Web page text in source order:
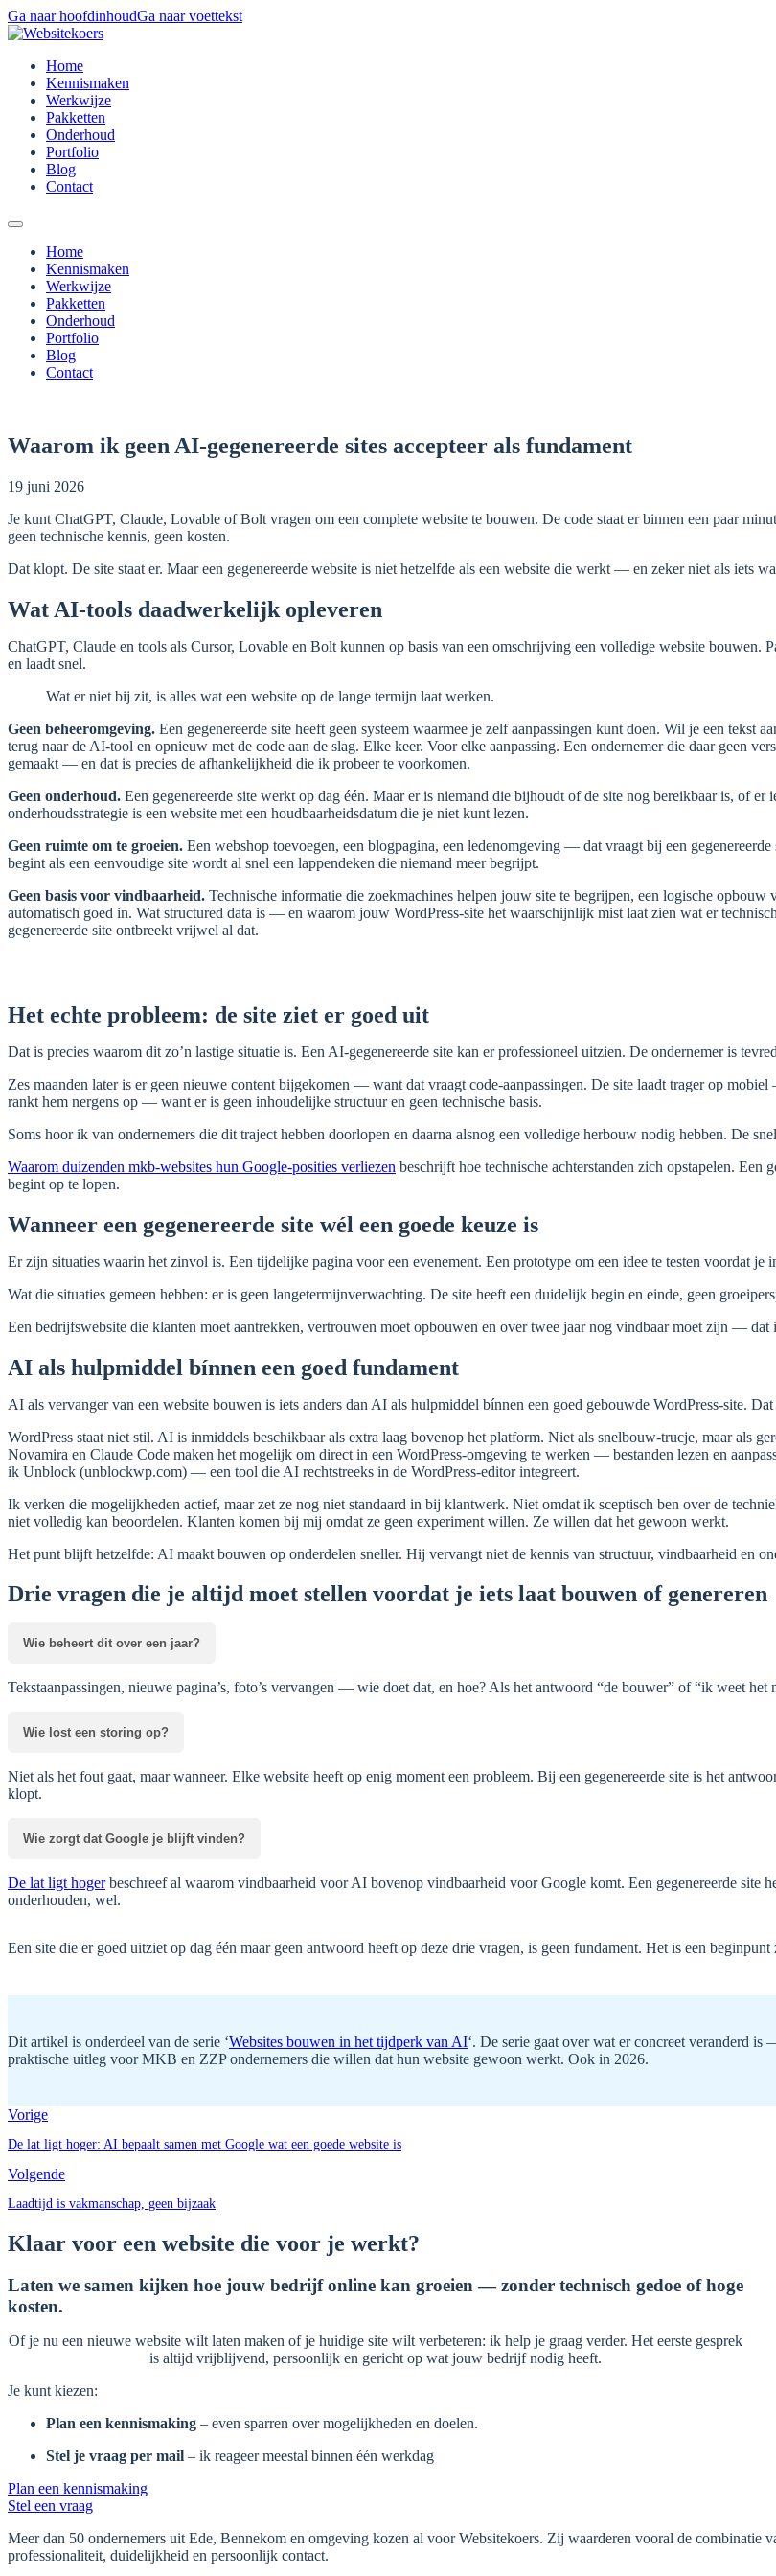
Ga naar hoofdinhoudGa naar voettekst
Home
Kennismaken
Werkwijze
Pakketten
Onderhoud
Portfolio
Blog
Contact
Home
Kennismaken
Werkwijze
Pakketten
Onderhoud
Portfolio
Blog
Contact
Waarom ik geen AI-gegenereerde sites accepteer als fundament
19 juni 2026
Je kunt ChatGPT, Claude, Lovable of Bolt vragen om een complete website te bouwen. De code staat er binnen een paar
geen technische kennis, geen kosten.
Dat klopt. De site staat er. Maar een gegenereerde website is niet hetzelfde als een website die werkt — en zeker niet als iets
Wat AI-tools daadwerkelijk opleveren
ChatGPT, Claude en tools als Cursor, Lovable en Bolt kunnen op basis van een omschrijving een volledige website bouwen.
en laadt snel.
Wat er niet bij zit, is alles wat een website op de lange termijn laat werken.
Geen beheeromgeving. Een gegenereerde site heeft geen systeem waarmee je zelf aanpassingen kunt doen. Wil je een tekst
terug naar de AI-tool en opnieuw met de code aan de slag. Elke keer. Voor elke aanpassing. Een ondernemer die daar geen
gemaakt — en dat is precies de afhankelijkheid die ik probeer te voorkomen.
Geen onderhoud. Een gegenereerde site werkt op dag één. Maar er is niemand die bijhoudt of de site nog bereikbaar is, of
onderhoudsstrategie is een website met een houdbaarheidsdatum die je niet kunt lezen.
Geen ruimte om te groeien. Een webshop toevoegen, een blogpagina, een ledenomgeving — dat vraagt bij een
begint als een eenvoudige site wordt al snel een lappendeken die niemand meer begrijpt.
Geen basis voor vindbaarheid. Technische informatie die zoekmachines helpen jouw site te begrijpen, een logische
automatisch goed in. Wat structured data is — en waarom jouw WordPress-site het waarschijnlijk mist laat zien wat er
gegenereerde site ontbreekt vrijwel al dat.
Het echte probleem: de site ziet er goed uit
Dat is precies waarom dit zo’n lastige situatie is. Een AI-gegenereerde site kan er professioneel uitzien. De ondernemer is
Zes maanden later is er geen nieuwe content bijgekomen — want dat vraagt code-aanpassingen. De site laadt trager op
rankt hem nergens op — want er is geen inhoudelijke structuur en geen technische basis.
Soms hoor ik van ondernemers die dit traject hebben doorlopen en daarna alsnog een volledige herbouw nodig hebben. De
Waarom duizenden mkb-websites hun Google-posities verliezen beschrijft hoe technische achterstanden zich opstapelen. Een
begint op te lopen.
Wanneer een gegenereerde site wél een goede keuze is
Er zijn situaties waarin het zinvol is. Een tijdelijke pagina voor een evenement. Een prototype om een idee te testen voordat
Wat die situaties gemeen hebben: er is geen langetermijnverwachting. De site heeft een duidelijk begin en einde, geen
Een bedrijfswebsite die klanten moet aantrekken, vertrouwen moet opbouwen en over twee jaar nog vindbaar moet zijn — dat
AI als hulpmiddel bínnen een goed fundament
AI als vervanger van een website bouwen is iets anders dan AI als hulpmiddel bínnen een goed gebouwde WordPress-site.
WordPress staat niet stil. AI is inmiddels beschikbaar als extra laag bovenop het platform. Niet als snelbouw-trucje, maar als
Novamira en Claude Code maken het mogelijk om direct in een WordPress-omgeving te werken — bestanden lezen en
ik Unblock (unblockwp.com) — een tool die AI rechtstreeks in de WordPress-editor integreert.
Ik verken die mogelijkheden actief, maar zet ze nog niet standaard in bij klantwerk. Niet omdat ik sceptisch ben over de
niet volledig kan beoordelen. Klanten komen bij mij omdat ze geen experiment willen. Ze willen dat het gewoon werkt.
Het punt blijft hetzelfde: AI maakt bouwen op onderdelen sneller. Hij vervangt niet de kennis van structuur, vindbaarheid en
Drie vragen die je altijd moet stellen voordat je iets laat bouwen of genereren
Wie beheert dit over een jaar?
Tekstaanpassingen, nieuwe pagina’s, foto’s vervangen — wie doet dat, en hoe? Als het antwoord “de bouwer” of “ik weet het
Wie lost een storing op?
Niet als het fout gaat, maar wanneer. Elke website heeft op enig moment een probleem. Bij een gegenereerde site is het
klopt.
Wie zorgt dat Google je blijft vinden?
De lat ligt hogerbeschreef al waarom vindbaarheid voor AI bovenop vindbaarheid voor Google komt. Een gegenereerde site
onderhouden, wel.
Een site die er goed uitziet op dag één maar geen antwoord heeft op deze drie vragen, is geen fundament. Het is een
Dit artikel is onderdeel van de serie ‘Websites bouwen in het tijdperk van AI‘. De serie gaat over wat er concreet veranderd
praktische uitleg voor MKB en ZZP ondernemers die willen dat hun website gewoon werkt. Ook in 2026.
Vorige
De lat ligt hoger: AI bepaalt samen met Google wat een goede website is
Volgende
Laadtijd is vakmanschap, geen bijzaak
Klaar voor een website die voor je werkt?
Laten we samen kijken hoe jouw bedrijf online kan groeien — zonder technisch gedoe of hoge
kosten.
Of je nu een nieuwe website wilt laten maken of je huidige site wilt verbeteren: ik help je graag verder. Het eerste gesprek
is altijd vrijblijvend, persoonlijk en gericht op wat jouw bedrijf nodig heeft.
Je kunt kiezen:
Plan een kennismaking – even sparren over mogelijkheden en doelen.
Stel je vraag per mail – ik reageer meestal binnen één werkdag
Plan een kennismaking
Stel een vraag
Meer dan 50 ondernemers uit Ede, Bennekom en omgeving kozen al voor Websitekoers. Zij waarderen vooral de combinatie
professionaliteit, duidelijkheid en persoonlijk contact.